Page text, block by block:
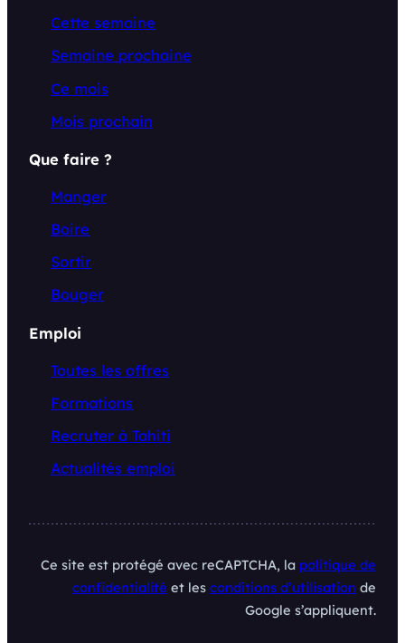
Cette semaine
Semaine prochaine
Ce mois
Mois prochain
Que faire ?
Manger
Boire
Sortir
Bouger
Emploi
Toutes les offres
Formations
Recruter à Tahiti
Actualités emploi
Ce site est protégé avec reCAPTCHA, la politique de
confidentialité et les conditions d’utilisation de
Google s’appliquent.